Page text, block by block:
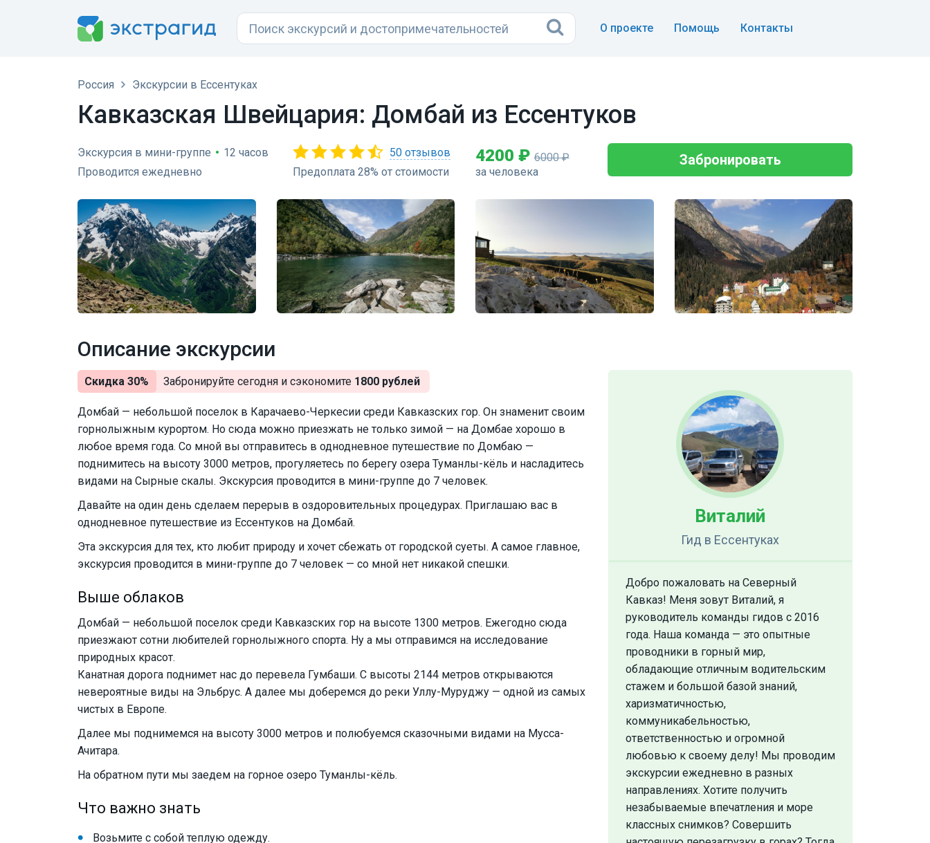
О проекте Помощь Контакты
Россия Экскурсии в Ессентуках
Кавказская Швейцария: Домбай из Ессентуков
Экскурсия в мини-группе • 12 часов
Проводится ежедневно
50 отзывов
Предоплата 28% от стоимости
4200 ₽ 6000 ₽
за человека
Забронировать
Описание экскурсии
Скидка 30% Забронируйте сегодня и сэкономите 1800 рублей
Домбай — небольшой поселок в Карачаево-Черкесии среди Кавказских гор. Он знаменит своим
горнолыжным курортом. Но сюда можно приезжать не только зимой — на Домбае хорошо в
любое время года. Со мной вы отправитесь в однодневное путешествие по Домбаю —
поднимитесь на высоту 3000 метров, прогуляетесь по берегу озера Туманлы-кёль и насладитесь
видами на Сырные скалы. Экскурсия проводится в мини-группе до 7 человек.
Давайте на один день сделаем перерыв в оздоровительных процедурах. Приглашаю вас в
однодневное путешествие из Ессентуков на Домбай.
Эта экскурсия для тех, кто любит природу и хочет сбежать от городской суеты. А самое главное,
экскурсия проводится в мини-группе до 7 человек — со мной нет никакой спешки.
Выше облаков
Домбай — небольшой поселок среди Кавказских гор на высоте 1300 метров. Ежегодно сюда
приезжают сотни любителей горнолыжного спорта. Ну а мы отправимся на исследование
природных красот.
Канатная дорога поднимет нас до перевела Гумбаши. С высоты 2144 метров открываются
невероятные виды на Эльбрус. А далее мы доберемся до реки Уллу-Муруджу — одной из самых
чистых в Европе.
Далее мы поднимемся на высоту 3000 метров и полюбуемся сказочными видами на Мусса-
Ачитара.
На обратном пути мы заедем на горное озеро Туманлы-кёль.
Что важно знать
Возьмите с собой теплую одежду.
Виталий
Гид в Ессентуках
Добро пожаловать на Северный
Кавказ! Меня зовут Виталий, я
руководитель команды гидов c 2016
года. Наша команда — это опытные
проводники в горный мир,
обладающие отличным водительским
стажем и большой базой знаний,
харизматичностью,
коммуникабельностью,
ответственностью и огромной
любовью к своему делу! Мы проводим
экскурсии ежедневно в разных
направлениях. Хотите получить
незабываемые впечатления и море
классных снимков? Совершить